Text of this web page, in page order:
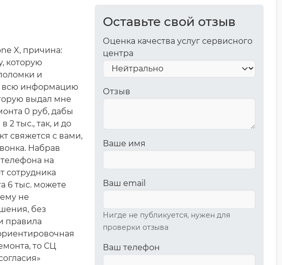
X, причина:
которую
и
всю информацию
выдал мне
0 руб, дабы
2 тыс., так, и до
свяжется с вами,
Набрав
на
сотрудника
6 тыс. можете
не
без
правила
то СЦ
Оставьте свой отзыв
Оценка качества услуг сервисного
центра
Отзыв
Ваше имя
Ваш email
Нигде не публикуется, нужен для
проверки отзыва
Ваш телефон